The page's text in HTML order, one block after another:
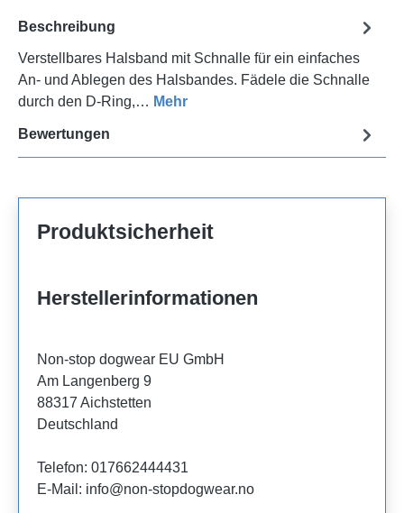
Beschreibung
Verstellbares Halsband mit Schnalle für ein einfaches
An- und Ablegen des Halsbandes. Fädele die Schnalle
durch den D-Ring,… Mehr
Bewertungen
Produktsicherheit
Herstellerinformationen
Non-stop dogwear EU GmbH
Am Langenberg 9
88317 Aichstetten
Deutschland
Telefon: 017662444431
E-Mail: info@non-stopdogwear.no